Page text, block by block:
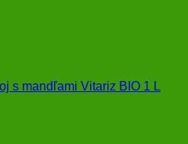
s mandľami Vitariz BIO 1 L